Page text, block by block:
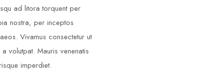
ad litora torquent per
nostra, per inceptos
Vivamus consectetur ut
volutpat. Mauris venenatis
imperdiet.